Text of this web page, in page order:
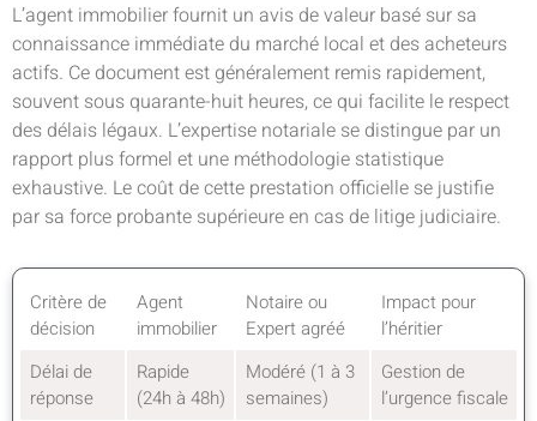
L’agent immobilier fournit un avis de valeur basé sur sa
connaissance immédiate du marché local et des acheteurs
actifs. Ce document est généralement remis rapidement,
souvent sous quarante-huit heures, ce qui facilite le respect
des délais légaux. L’expertise notariale se distingue par un
rapport plus formel et une méthodologie statistique
exhaustive. Le coût de cette prestation officielle se justifie
par sa force probante supérieure en cas de litige judiciaire.
Critère de
décision
Agent
immobilier
Notaire ou
Expert agréé
Impact pour
l’héritier
Délai de
réponse
Rapide
(24h à 48h)
Modéré (1 à 3
semaines)
Gestion de
l’urgence fiscale